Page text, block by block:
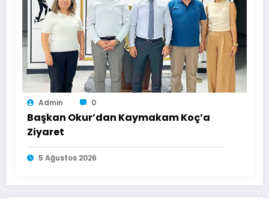
Admin 0
Başkan Okur’dan Kaymakam Koç’a
Ziyaret
5 Ağustos 2026